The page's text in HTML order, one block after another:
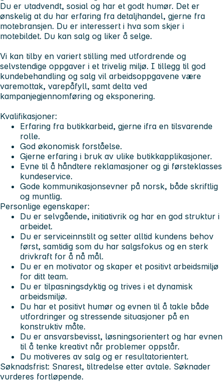
Du er utadvendt, sosial og har et godt humør. Det er
ønskelig at du har erfaring fra detaljhandel, gjerne fra
motebransjen. Du er interessert i hva som skjer i
motebildet. Du kan salg og liker å selge.
Vi kan tilby en variert stilling med utfordrende og
selvstendige oppgaver i et trivelig miljø. I tillegg til god
kundebehandling og salg vil arbeidsoppgavene være
varemottak, varepåfyll, samt delta ved
kampanjegjennomføring og eksponering.
Kvalifikasjoner:
Erfaring fra butikkarbeid, gjerne ifra en tilsvarende
rolle.
God økonomisk forståelse.
Gjerne erfaring i bruk av ulike butikkapplikasjoner.
Evne til å håndtere reklamasjoner og gi førsteklasses
kundeservice.
Gode kommunikasjonsevner på norsk, både skriftlig
og muntlig.
Personlige egenskaper:
Du er selvgående, initiativrik og har en god struktur i
arbeidet.
Du er serviceinnstilt og setter alltid kundens behov
først, samtidig som du har salgsfokus og en sterk
drivkraft for å nå mål.
Du er en motivator og skaper et positivt arbeidsmiljø
for ditt team.
Du er tilpasningsdyktig og trives i et dynamisk
arbeidsmiljø.
Du har et positivt humør og evnen til å takle både
utfordringer og stressende situasjoner på en
konstruktiv måte.
Du er ansvarsbevisst, løsningsorientert og har evnen
til å tenke kreativt når problemer oppstår.
Du motiveres av salg og er resultatorientert.
Søknadsfrist: Snarest, tiltredelse etter avtale. Søknader
vurderes fortløpende.